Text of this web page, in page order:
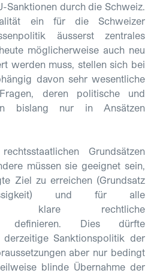
Sanktionen durch die Schweiz.
ein für die Schweizer
äusserst zentrales
möglicherweise auch neu
werden muss, stellen sich bei
davon sehr wesentliche
deren politische und
bislang nur in Ansätzen
Grundsätzen
müssen sie geeignet sein,
Ziel zu erreichen (Grundsatz
und für alle
klare rechtliche
definieren. Dies dürfte
Sanktionspolitik der
aber nur bedingt
blinde Übernahme der